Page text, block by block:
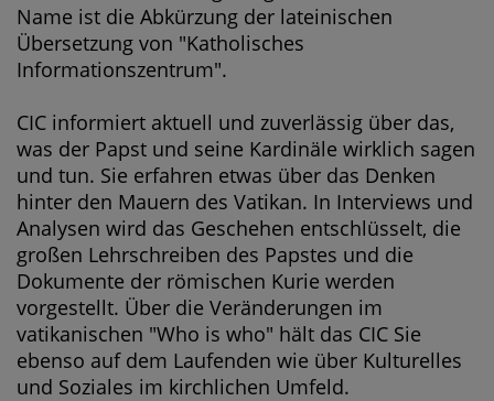
Name ist die Abkürzung der lateinischen
Übersetzung von "Katholisches
Informationszentrum".
CIC informiert aktuell und zuverlässig über das,
was der Papst und seine Kardinäle wirklich sagen
und tun. Sie erfahren etwas über das Denken
hinter den Mauern des Vatikan. In Interviews und
Analysen wird das Geschehen entschlüsselt, die
großen Lehrschreiben des Papstes und die
Dokumente der römischen Kurie werden
vorgestellt. Über die Veränderungen im
vatikanischen "Who is who" hält das CIC Sie
ebenso auf dem Laufenden wie über Kulturelles
und Soziales im kirchlichen Umfeld.